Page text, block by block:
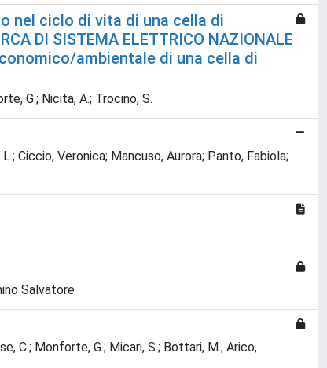
nel ciclo di vita di una cella di
DI SISTEMA ELETTRICO NAZIONALE
ambientale di una cella di
G.; Nicita, A.; Trocino, S.
Ciccio, Veronica; Mancuso, Aurora; Panto, Fabiola;
Salvatore
C.; Monforte, G.; Micari, S.; Bottari, M.; Arico,